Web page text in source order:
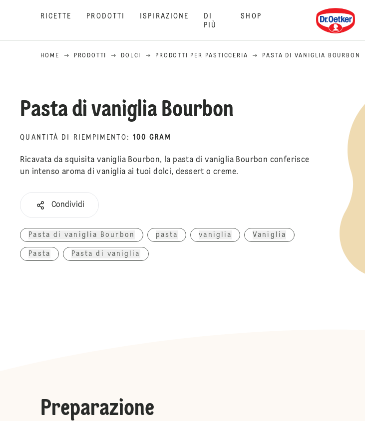
RICETTE PRODOTTI ISPIRAZIONE
DI
PIÙ
SHOP Dr.
HOME PRODOTTI DOLCI PRODOTTI PER PASTICCERIA PASTA DI VANIGLIA BOURBON
Pasta di vaniglia Bourbon
QUANTITÀ DI RIEMPIMENTO : 100 GRAM
Ricavata da squisita vaniglia Bourbon, la pasta di vaniglia Bourbon conferisce
un intenso aroma di vaniglia ai tuoi dolci, dessert o creme.
Condividi
Pasta di vaniglia Bourbon pasta vaniglia Vaniglia
Pasta Pasta di vaniglia
Preparazione